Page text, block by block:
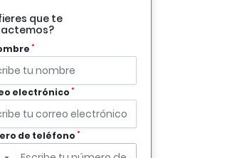
que te
*
electrónico *
de teléfono *